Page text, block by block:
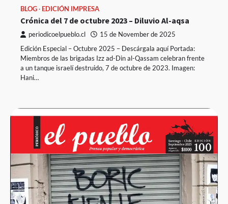
BLOG EDICIÓN IMPRESA
Crónica del 7 de octubre 2023 – Diluvio Al-aqsa
periodicoelpueblo.cl 15 de November de 2025
Edición Especial – Octubre 2025 – Descárgala aquí Portada:
Miembros de las brigadas Izz ad-Din al-Qassam celebran frente
a un tanque israelí destruido, 7 de octubre de 2023. Imagen:
Hani…